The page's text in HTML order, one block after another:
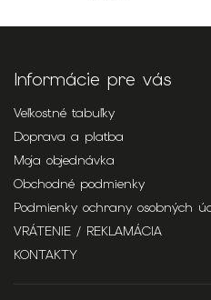
Informácie pre vás
Veľkostné tabuľky
Doprava a platba
Moja objednávka
Obchodné podmienky
Podmienky ochrany osobných
VRÁTENIE / REKLAMÁCIA
KONTAKTY